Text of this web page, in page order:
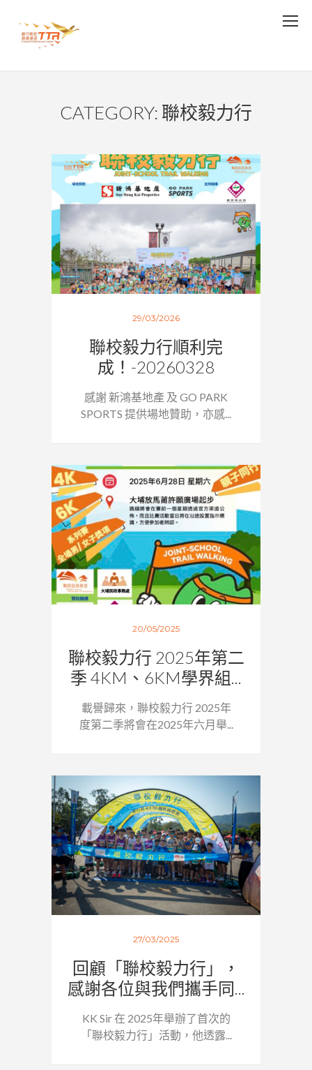
CATEGORY: 聯校毅力行
29/03/2026
聯校毅力行順利完
成！-20260328
感謝 新鴻基地產 及 GO PARK
SPORTS 提供場地贊助，亦感...
20/05/2025
聯校毅力行 2025年第二
季 4KM、6KM學界組...
載譽歸來，聯校毅力行 2025年
度第二季將會在2025年六月舉...
27/03/2025
回顧「聯校毅力行」，
感謝各位與我們攜手同...
KK Sir 在 2025年舉辦了首次的
「聯校毅力行」活動，他透露...